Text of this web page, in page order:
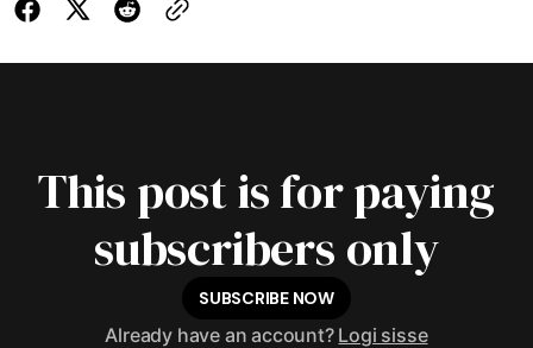
This post is for paying
subscribers only
SUBSCRIBE NOW
Already have an account? Logi sisse